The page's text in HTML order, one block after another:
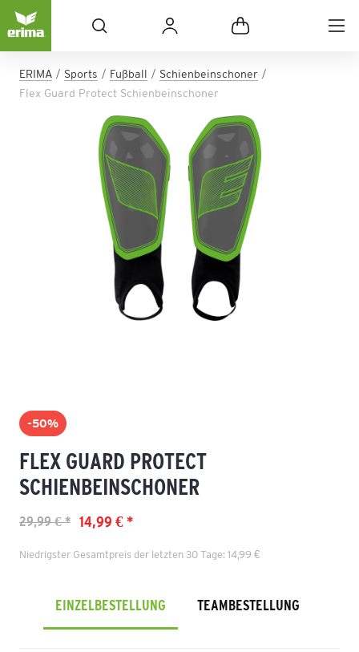
ERIMA Sports Fußball
Schienbeinschoner
Flex Guard Protect Schienbeinschoner
-50%
FLEX GUARD PROTECT
SCHIENBEINSCHONER
14,99 € *
29,99 € *
Niedrigster Gesamtpreis der letzten 30 Tage: 14,99 €
EINZELBESTELLUNG TEAMBESTELLUNG